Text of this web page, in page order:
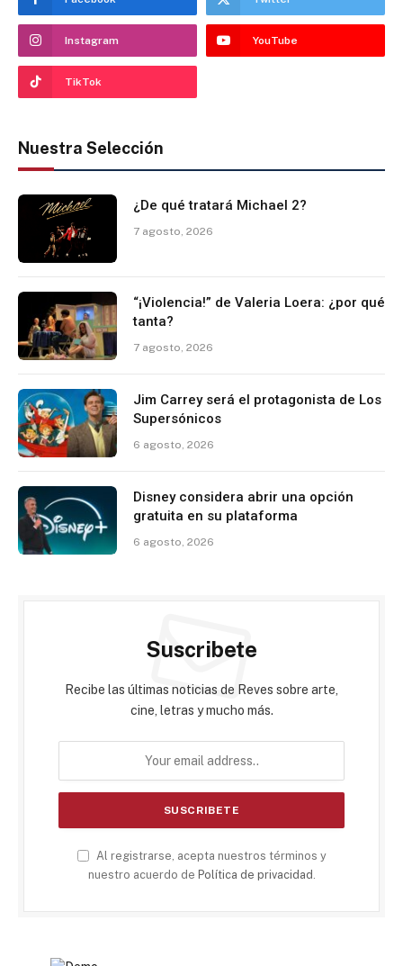
Instagram YouTube
TikTok
Nuestra Selección
¿De qué tratará Michael 2?
7 agosto, 2026
“¡Violencia!” de Valeria Loera: ¿por qué
tanta?
7 agosto, 2026
Jim Carrey será el protagonista de Los
Supersónicos
6 agosto, 2026
Disney considera abrir una opción
gratuita en su plataforma
6 agosto, 2026
Suscribete
Recibe las últimas noticias de Reves sobre arte,
cine, letras y mucho más.
Al registrarse, acepta nuestros términos y
nuestro acuerdo de Política de privacidad